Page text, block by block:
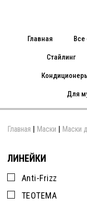
Главная Все
Стайлинг
Для
Главная | Маски | Маски
ЛИНЕЙКИ
Anti-Frizz
TEOTEMA